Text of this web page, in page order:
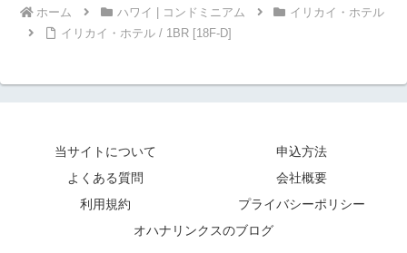
ホーム ハワイ | コンドミニアム
イリカイ・ホテル
イリカイ・ホテル / 1BR [18F-D]
当サイトについて
申込方法
よくある質問
会社概要
利用規約
プライバシーポリシー
オハナリンクスのブログ